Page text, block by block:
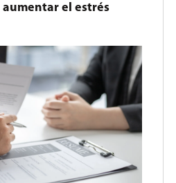
el estrés